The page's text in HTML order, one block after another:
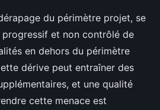
du périmètre projet, se
progressif et non contrôlé de
en dehors du périmètre
dérive peut entraîner des
et une qualité
cette menace est